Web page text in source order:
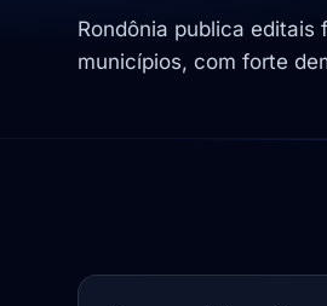
Rondônia publica
municípios, com forte